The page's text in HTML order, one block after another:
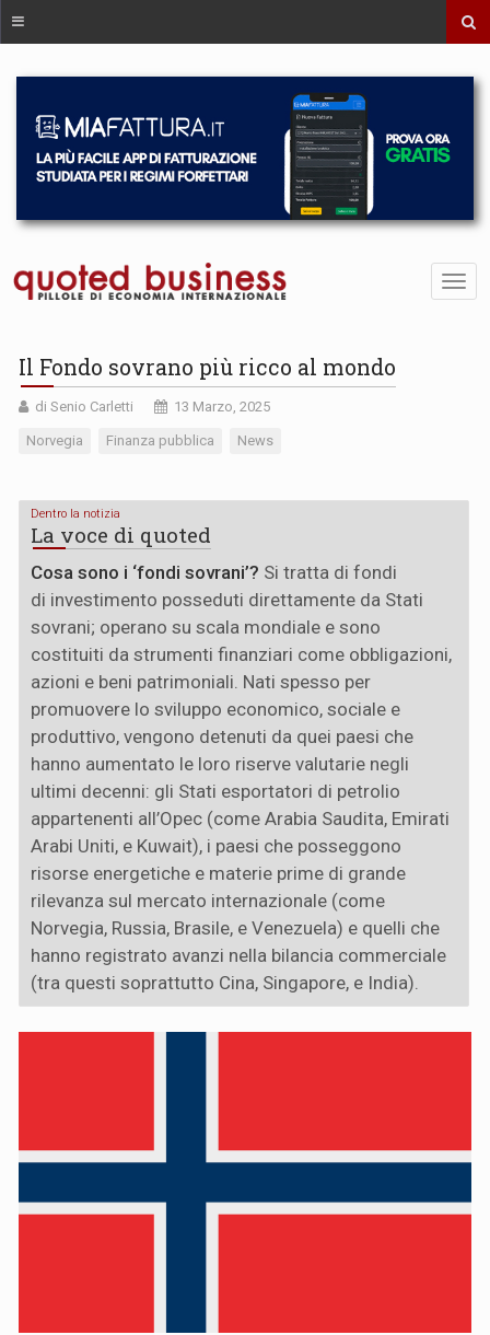
Il Fondo sovrano più ricco al mondo
di Senio Carletti 13 Marzo, 2025
Norvegia Finanza pubblica News
Dentro la notizia
La voce di quoted
Cosa sono i ‘fondi sovrani’? Si tratta di fondi
di investimento posseduti direttamente da Stati
sovrani; operano su scala mondiale e sono
costituiti da strumenti finanziari come obbligazioni,
azioni e beni patrimoniali. Nati spesso per
promuovere lo sviluppo economico, sociale e
produttivo, vengono detenuti da quei paesi che
hanno aumentato le loro riserve valutarie negli
ultimi decenni: gli Stati esportatori di petrolio
appartenenti all’Opec (come Arabia Saudita, Emirati
Arabi Uniti, e Kuwait), i paesi che posseggono
risorse energetiche e materie prime di grande
rilevanza sul mercato internazionale (come
Norvegia, Russia, Brasile, e Venezuela) e quelli che
hanno registrato avanzi nella bilancia commerciale
(tra questi soprattutto Cina, Singapore, e India).